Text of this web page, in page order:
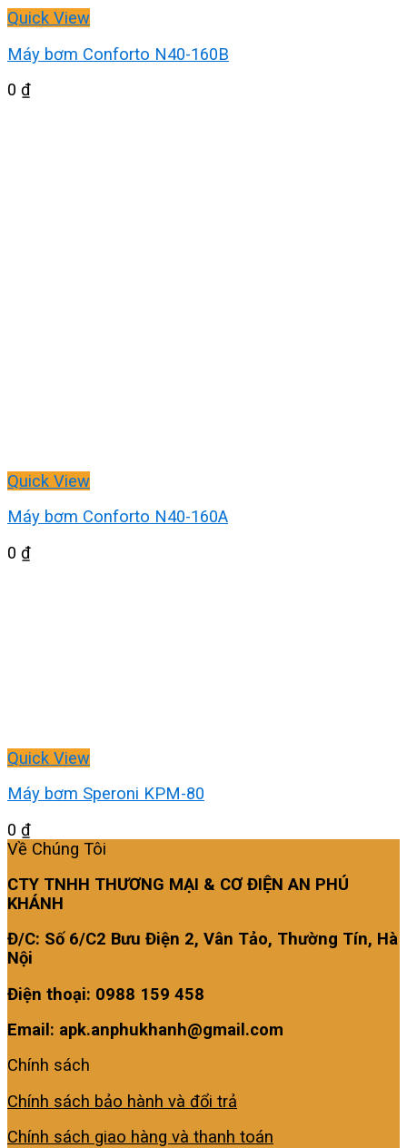
Quick View
Máy bơm Conforto N40-160B
0 ₫
Quick View
Máy bơm Conforto N40-160A
0 ₫
Quick View
Máy bơm Speroni KPM-80
0 ₫
Về Chúng Tôi
CTY TNHH THƯƠNG MẠI & CƠ ĐIỆN AN PHÚ
KHÁNH
Đ/C: Số 6/C2 Bưu Điện 2, Vân Tảo, Thường Tín, Hà
Nội
Điện thoại: 0988 159 458
Email: apk.anphukhanh@gmail.com
Chính sách
Chính sách bảo hành và đổi trả
Chính sách giao hàng và thanh toán